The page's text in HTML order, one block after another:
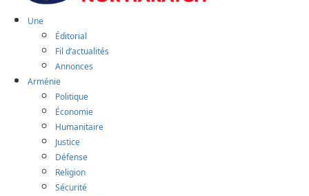
Une
Éditorial
Fil d’actualités
Annonces
Arménie
Politique
Économie
Humanitaire
Justice
Défense
Religion
Sécurité